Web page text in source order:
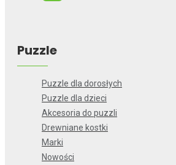
Puzzle
Puzzle dla dorosłych
Puzzle dla dzieci
Akcesoria do puzzli
Drewniane kostki
Marki
Nowości